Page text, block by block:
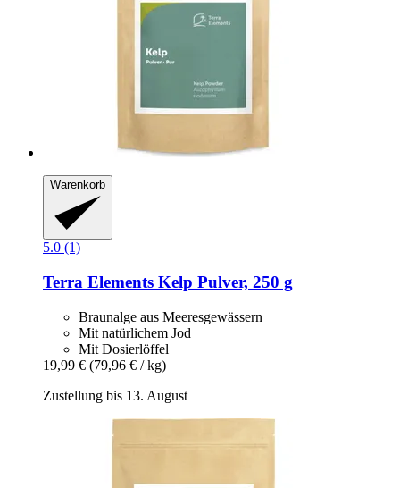
Warenkorb
5.0 (1)
Terra Elements Kelp Pulver, 250 g
Braunalge aus Meeresgewässern
Mit natürlichem Jod
Mit Dosierlöffel
19,99 € (79,96 € / kg)
Zustellung bis 13. August